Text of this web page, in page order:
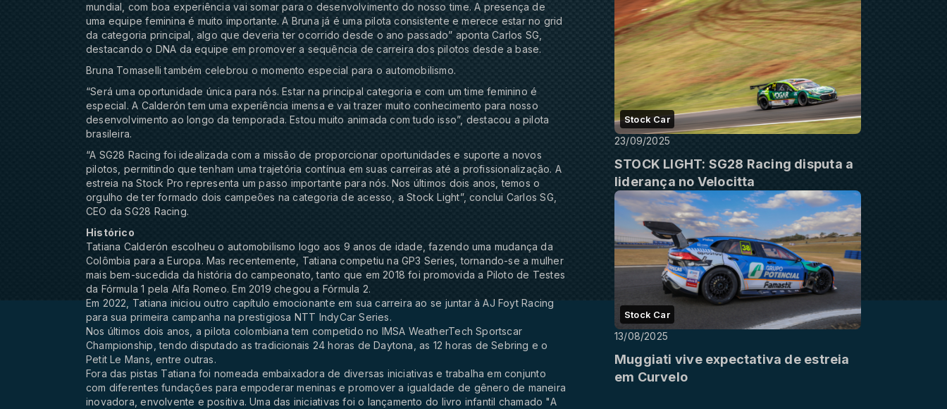
mundial, com boa experiência vai somar para o desenvolvimento do nosso time. A presença de
uma equipe feminina é muito importante. A Bruna já é uma pilota consistente e merece estar no grid
da categoria principal, algo que deveria ter ocorrido desde o ano passado” aponta Carlos SG,
destacando o DNA da equipe em promover a sequência de carreira dos pilotos desde a base.
Bruna Tomaselli também celebrou o momento especial para o automobilismo.
“Será uma oportunidade única para nós. Estar na principal categoria e com um time feminino é
especial. A Calderón tem uma experiência imensa e vai trazer muito conhecimento para nosso
desenvolvimento ao longo da temporada. Estou muito animada com tudo isso”, destacou a pilota
brasileira.
“A SG28 Racing foi idealizada com a missão de proporcionar oportunidades e suporte a novos
pilotos, permitindo que tenham uma trajetória contínua em suas carreiras até a profissionalização. A
estreia na Stock Pro representa um passo importante para nós. Nos últimos dois anos, temos o
orgulho de ter formado dois campeões na categoria de acesso, a Stock Light”, conclui Carlos SG,
CEO da SG28 Racing.
Histórico
Tatiana Calderón escolheu o automobilismo logo aos 9 anos de idade, fazendo uma mudança da
Colômbia para a Europa. Mas recentemente, Tatiana competiu na GP3 Series, tornando-se a mulher
mais bem-sucedida da história do campeonato, tanto que em 2018 foi promovida a Piloto de Testes
da Fórmula 1 pela Alfa Romeo. Em 2019 chegou a Fórmula 2.
Em 2022, Tatiana iniciou outro capítulo emocionante em sua carreira ao se juntar à AJ Foyt Racing
para sua primeira campanha na prestigiosa NTT IndyCar Series.
Nos últimos dois anos, a pilota colombiana tem competido no IMSA WeatherTech Sportscar
Championship, tendo disputado as tradicionais 24 horas de Daytona, as 12 horas de Sebring e o
Petit Le Mans, entre outras.
Fora das pistas Tatiana foi nomeada embaixadora de diversas iniciativas e trabalha em conjunto
com diferentes fundações para empoderar meninas e promover a igualdade de gênero de maneira
inovadora, envolvente e positiva. Uma das iniciativas foi o lançamento do livro infantil chamado "A
Stock Car
23/09/2025
STOCK LIGHT: SG28 Racing disputa a
liderança no Velocitta
Stock Car
13/08/2025
Muggiati vive expectativa de estreia
em Curvelo